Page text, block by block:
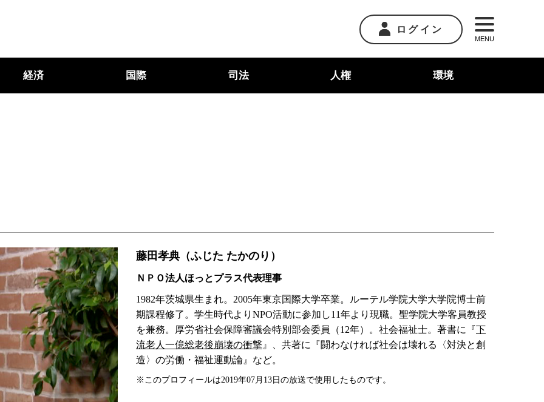
ログイン
MENU
経済 国際 司法 人権 環境
藤田孝典（ふじた たかのり）
ＮＰＯ法人ほっとプラス代表理事
1982年茨城県生まれ。2005年東京国際大学卒業。ルーテル学院大学大学院博士前
期課程修了。学生時代よりNPO活動に参加し11年より現職。聖学院大学客員教授
を兼務。厚労省社会保障審議会特別部会委員（12年）。社会福祉士。著書に『下
流老人一億総老後崩壊の衝撃 』、共著に『闘わなければ社会は壊れる〈対決と創
造〉の労働・福祉運動論』など。
※このプロフィールは2019年07月13日の放送で使用したものです。